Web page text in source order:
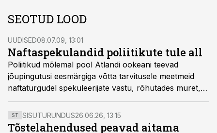
SEOTUD LOOD
UUDISED08.07.09, 13:01
Naftaspekulandid poliitikute tule all
Poliitikud mõlemal pool Atlandi ookeani teevad
jõupingutusi eesmärgiga võtta tarvitusele meetmeid
naftaturgudel spekuleerijate vastu, rõhutades muret,
et terav naftahindade tõus võib süvendada globaalset
majanduslangust.
ST SISUTURUNDUS26.06.26, 13:15
Tõstelahendused peavad aitama